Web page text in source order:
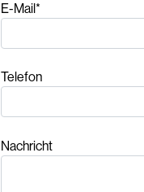
E-Mail*
Telefon
Nachricht